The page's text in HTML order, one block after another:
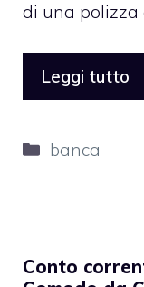
di una polizza
Leggi tutto
Categorie
banca
Conto